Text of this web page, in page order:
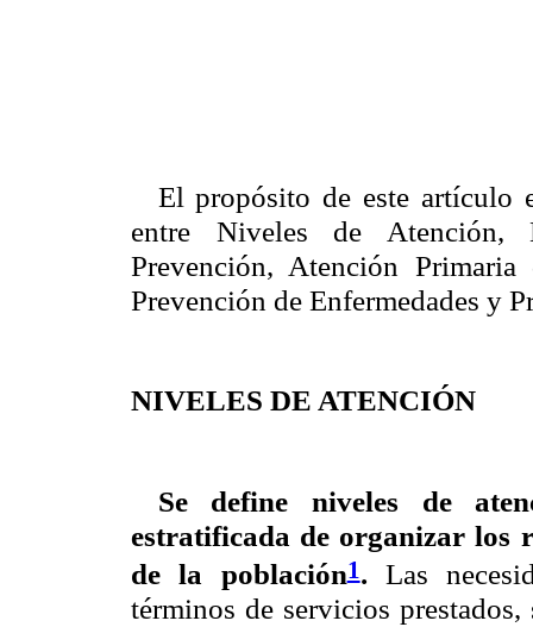
El propósito de este artículo
entre Niveles de Atención,
Prevención, Atención
Prevención de Enfermedades y
NIVELES DE ATENCIÓN
Se define niveles de
estratificada de organizar los
de la población1. Las
términos de servicios